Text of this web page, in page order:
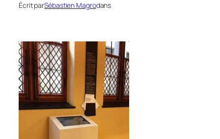
Écrit parSébastien Magrodans